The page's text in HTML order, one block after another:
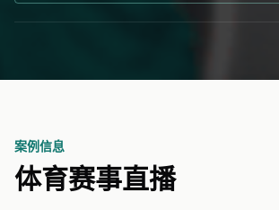
案例信息
体育赛事直播